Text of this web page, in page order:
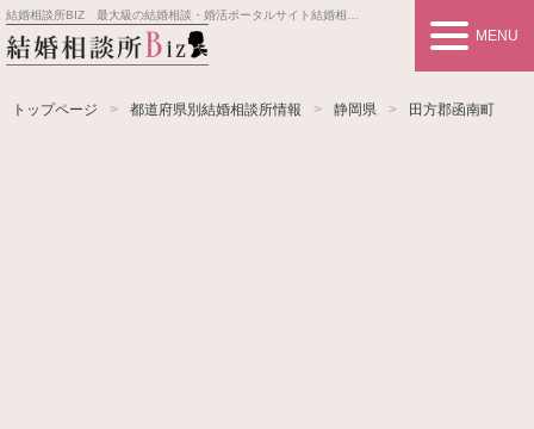
結婚相談所BIZ 最大級の結婚相談・婚活ポータルサイト結婚相談所事業者情報や婚活お見合いの悩み、対策を紹介します。
MENU
トップページ 都道府県別結婚相談所情報 静岡県 田方郡函南町